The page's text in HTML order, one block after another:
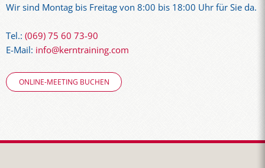
Wir sind Montag bis Freitag von 8:00 bis 18:00 Uhr für Sie da.
Tel.: (069) 75 60 73-90
E-Mail: info@kerntraining.com
ONLINE-MEETING BUCHEN